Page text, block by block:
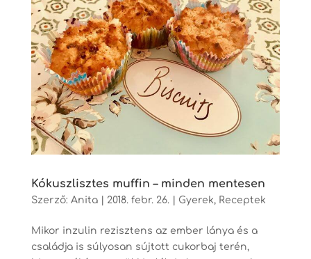
Kókuszlisztes muffin – minden mentesen
Szerző: Anita| 2018. febr. 26.| Gyerek, Receptek
Mikor inzulin rezisztens az ember lánya és a
családja is súlyosan sújtott cukorbaj terén,